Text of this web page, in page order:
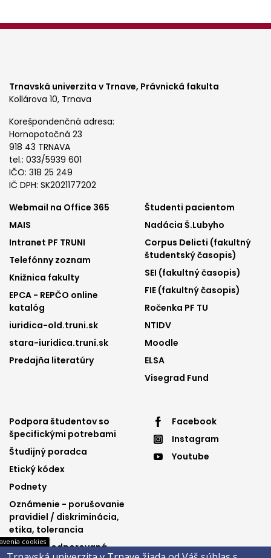
Trnavská univerzita v Trnave, Právnická fakulta
Kollárova 10, Trnava
Korešpondenčná adresa:
Hornopotočná 23
918 43 TRNAVA
tel.: 033/5939 601
IČO: 318 25 249
IČ DPH: SK2021177202
Footer
menu
1
Webmail na Office 365
MAIS
Intranet PF TRUNI
Telefónny zoznam
Knižnica fakulty
EPCA - REPČO online
katalóg
iuridica-old.truni.sk
stara-iuridica.truni.sk
Predajňa literatúry
Footer
menu
2
Študenti pacientom
Nadácia Š.Lubyho
Corpus Delicti (fakultný
študentský časopis)
SEI (fakultný časopis)
FIE (fakultný časopis)
Ročenka PF TU
NTIDV
Moodle
ELSA
Visegrad Fund
Footer
menu
3
Podpora študentov so
špecifickými potrebami
Študijný poradca
Etický kódex
Podnety
Oznámenie - porušovanie
pravidiel / diskriminácia,
etika, tolerancia
Výučba podporovaná
Footer
menu
Facebook
Instagram
Youtube
cookies